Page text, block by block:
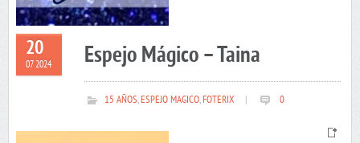
20
07 2024 Espejo Mágico – Taina
15 AÑOS,ESPEJO MAGICO,FOTERIX 0